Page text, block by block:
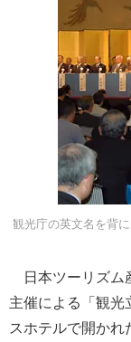
観光庁の英文名を背
日本ツーリズム
主催による「観光
スホテルで開かれ